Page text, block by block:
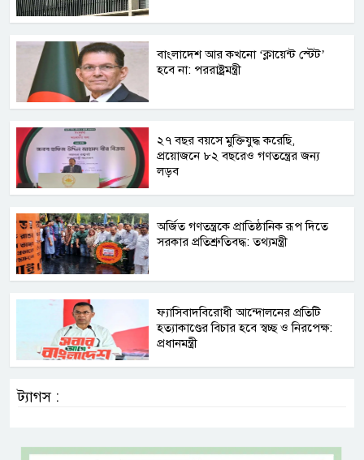
বাংলাদেশ আর কখনো ‘ক্লায়েন্ট স্টেট’
হবে না: পররাষ্ট্রমন্ত্রী
২৭ বছর বয়সে মুক্তিযুদ্ধ করেছি,
প্রয়োজনে ৮২ বছরেও গণতন্ত্রের জন্য
লড়ব
অর্জিত গণতন্ত্রকে প্রাতিষ্ঠানিক রূপ দিতে
সরকার প্রতিশ্রুতিবদ্ধ: তথ্যমন্ত্রী
ফ্যাসিবাদবিরোধী আন্দোলনের প্রতিটি
হত্যাকাণ্ডের বিচার হবে স্বচ্ছ ও নিরপেক্ষ:
প্রধানমন্ত্রী
ট্যাগস :